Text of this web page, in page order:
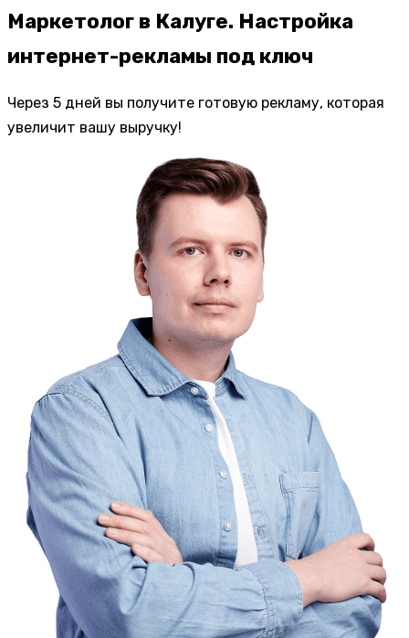
Маркетолог в Калуге. Настройка
интернет-рекламы под ключ
Через 5 дней вы получите готовую рекламу, которая
увеличит вашу выручку!